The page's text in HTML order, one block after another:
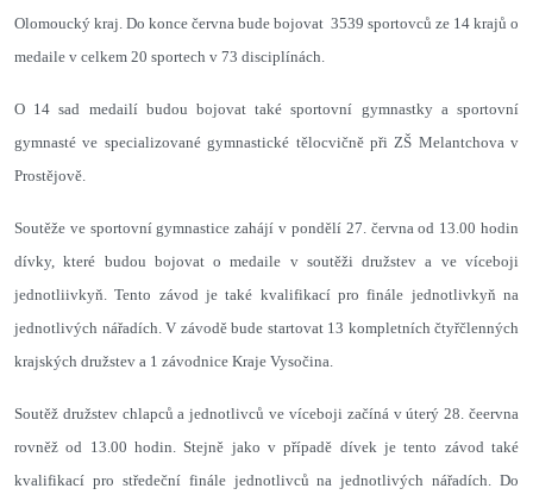
Olomoucký kraj. Do konce června bude bojovat 3539 sportovců ze 14 krajů o
medaile v celkem 20 sportech v 73 disciplínách.
O 14 sad medailí budou bojovat také sportovní gymnastky a sportovní
gymnasté ve specializované gymnastické tělocvičně při ZŠ Melantchova v
Prostějově.
Soutěže ve sportovní gymnastice zahájí v pondělí 27. června od 13.00 hodin
dívky, které budou bojovat o medaile v soutěži družstev a ve víceboji
jednotliivkyň. Tento závod je také kvalifikací pro finále jednotlivkyň na
jednotlivých nářadích. V závodě bude startovat 13 kompletních čtyřčlenných
krajských družstev a 1 závodnice Kraje Vysočina.
Soutěž družstev chlapců a jednotlivců ve víceboji začíná v úterý 28. čeervna
rovněž od 13.00 hodin. Stejně jako v případě dívek je tento závod také
kvalifikací pro středeční finále jednotlivců na jednotlivých nářadích. Do